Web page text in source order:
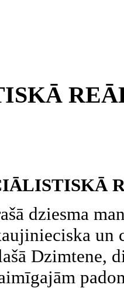
dziesma
un
Dzimtene,